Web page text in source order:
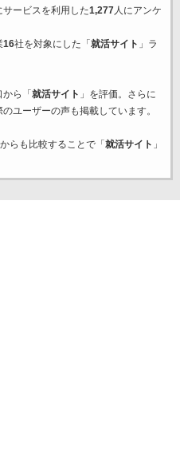
ービスを利用した1,277人にアンケ
16社を対象にした「 就活サイト 」ラ
ら「 就活サイト 」を評価。さらに
ユーザーの声も掲載しています。
らも比較することで「 就活サイト 」